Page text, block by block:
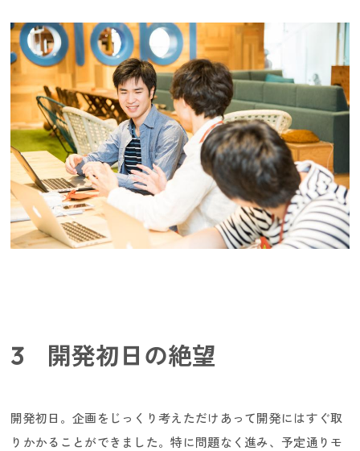
インターンシップ
3 開発初日の絶望
開発初日。企画をじっくり考えただけあって開発にはすぐ取
りかかることができました。特に問題なく進み、予定通りモ